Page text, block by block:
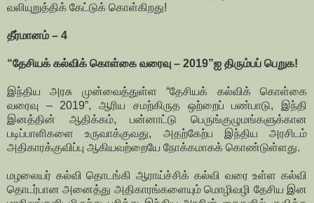
வலியுறுத்திக் கேட்டுக் கொள்கிறது!
தீர்மானம் – 4
“தேசியக் கல்விக் கொள்கை வரைவு – 2019”ஐ திரும்பப் பெறுக!
இந்திய அரசு முன்வைத்துள்ள “தேசியக் கல்விக் கொள்கை
வரைவு – 2019”, ஆரிய சமற்கிருத ஒற்றைப் பண்பாடு, இந்தி
இனத்தின் ஆதிக்கம், பன்னாட்டு பெருங்குழுமங்களுக்கான
படிப்பாளிகளை உருவாக்குவது, அதற்கேற்ப இந்திய அரசிடம்
அதிகாரக்குவிப்பு ஆகியவற்றையே நோக்கமாகக் கொண்டுள்ளது.
மழலையர் கல்வி தொடங்கி ஆராய்ச்சிக் கல்வி வரை உள்ள கல்வி
தொடர்பான அனைத்து அதிகாரங்களையும் மொழிவழி தேசிய இன